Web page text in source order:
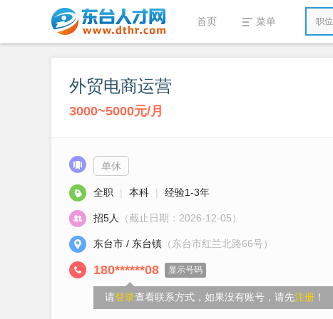
首页 菜单 职位
外贸电商运营
3000~5000元/月
单休
全职 | 本科 | 经验1-3年
招5人 （截止日期：2026-12-05）
东台市 / 东台镇 （东台市红兰北路66号）
180******08 显示号码
请登录查看联系方式，如果没有账号，请先注册 ！